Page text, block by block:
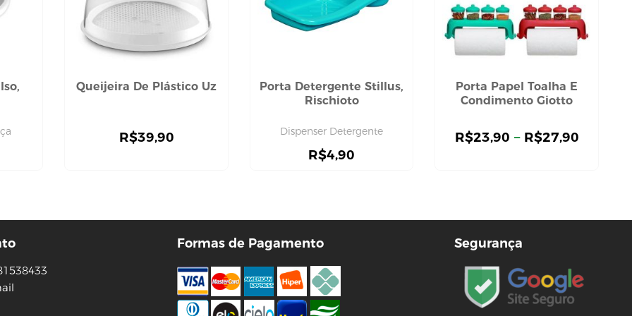
Queijeira De Plástico Uz
R$39,90
Porta Detergente Stillus,
Rischioto
Dispenser Detergente
R$4,90
Porta Papel Toalha E
Condimento Giotto
R$23,90 – R$27,90
Formas de Pagamento Segurança